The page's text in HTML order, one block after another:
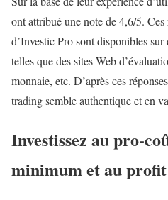
ont attribué une note de 4,6/5. Ces
d’Investic Pro sont disponibles
telles que des sites Web
monnaie, etc. D’après ces
trading semble authentique et en
Investissez au pro-
minimum et au profit